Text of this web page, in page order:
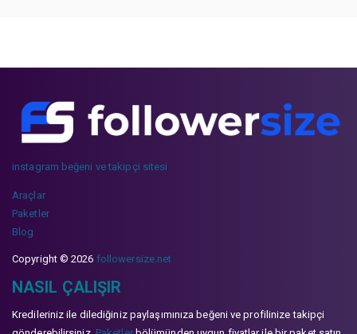
instagram beğeni ve takipçi sitesi
Araçlar
Paketler
Blog
Copyright © 2026 followersize.net
NASIL ÇALIŞIR
Kredileriniz ile dilediğiniz paylaşımınıza beğeni ve profilinize takipçi